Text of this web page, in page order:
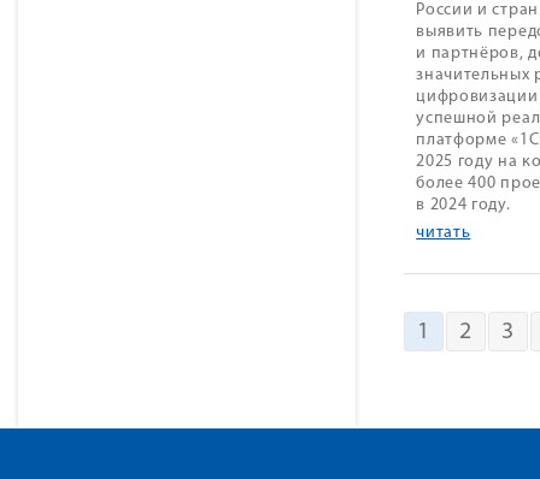
России и
выявить
и партнёров,
значительных
цифровизации
успешной
платформе
2025 году на
более 400
в 2024 году.
читать
1 2 3